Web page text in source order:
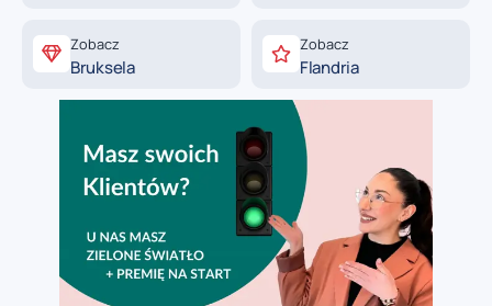
Zobacz
Bruksela
Zobacz
Flandria